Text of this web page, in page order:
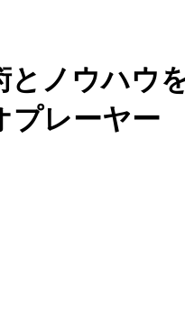
とノウハウ
プレーヤー